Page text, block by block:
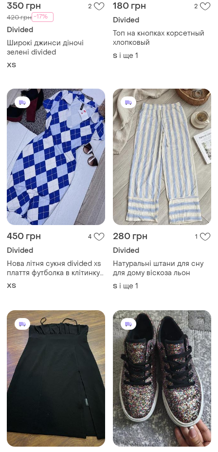
350 грн 2
420 грн -17%
Divided
Широкі джинси діночі
зелені divided
XS
180 грн 2
Divided
Топ на кнопках корсетный
хлопковый
S і ще 1
450 грн 4
Divided
Нова літня сукня divided xs
плаття футболка в клітинку
коротке плаття трикотажне
ХS
280 грн 1
Divided
Натуральні штани для сну
для дому віскоза льон
S і ще 1